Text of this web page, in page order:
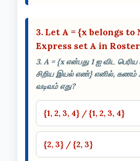
3. Let A = {x belongs to
Express set A in
3. A = {x என்பது 1 ஐ விட பெரிய
சிறிய இயல் எண்} எனில், கணம்
வடிவம் எது?
{1, 2, 3, 4} / {1, 2, 3, 4}
{2, 3} / {2, 3}